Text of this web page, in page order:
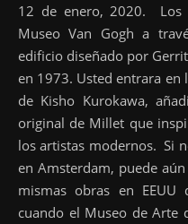
12 de enero, 2020. Los
Museo Van Gogh a
edificio diseñado por
en 1973. Usted entrara en
de Kisho Kurokawa,
original de Millet que
los artistas modernos. Si
en Amsterdam, puede
mismas obras en
cuando el Museo de Arte